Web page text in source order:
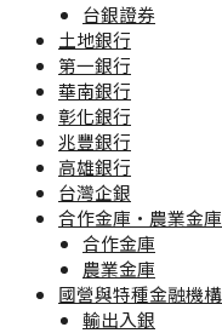
台銀證券
土地銀行
第一銀行
華南銀行
彰化銀行
兆豐銀行
高雄銀行
台灣企銀
合作金庫·農業金庫
合作金庫
農業金庫
國營與特種金融機構
輸出入銀